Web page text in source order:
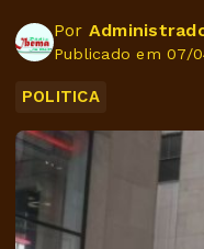
Por
Publicado em 07/
POLITICA